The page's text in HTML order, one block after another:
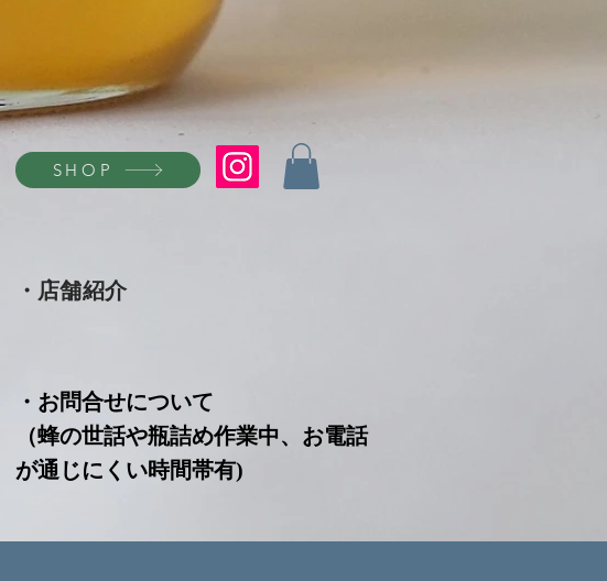
SHOP
・店舗紹介
・お問合せについて
（蜂の世話や瓶詰め作業中、お電話
が通じにくい時間帯有)